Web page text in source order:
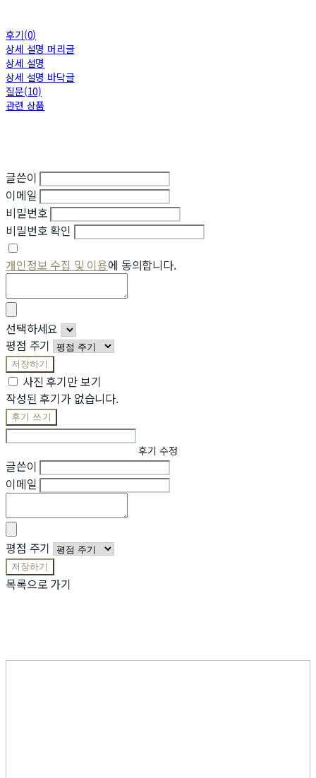
후기(0)
상세 설명 머리글
상세 설명
상세 설명 바닥글
질문(10)
관련 상품
글쓴이
이메일
비밀번호
비밀번호 확인
개인정보 수집 및 이용에 동의합니다.
선택하세요
평점 주기
저장하기
사진 후기만 보기
작성된 후기가 없습니다.
후기 쓰기
후기 수정
글쓴이
이메일
평점 주기
저장하기
목록으로 가기